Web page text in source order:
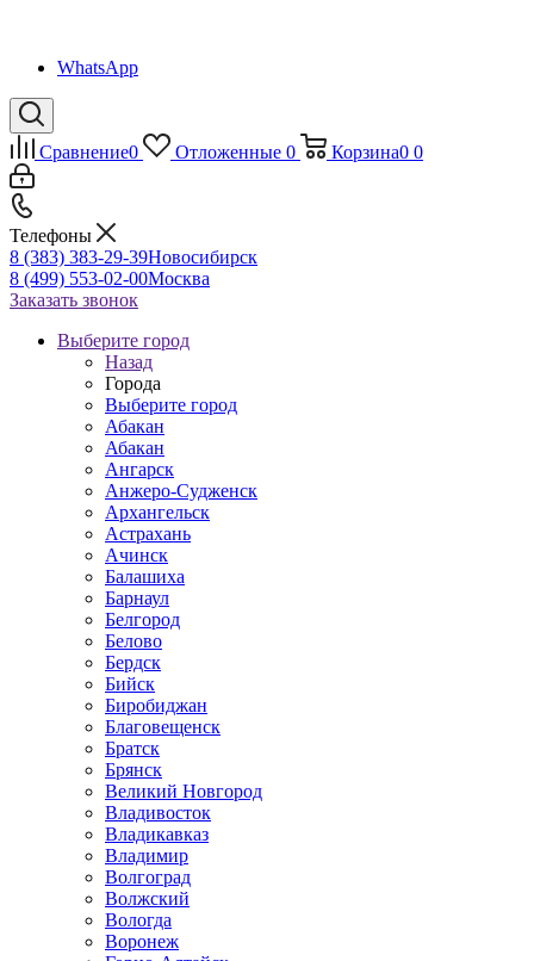
WhatsApp
Сравнение0 Отложенные 0 Корзина0 0
Телефоны
8 (383) 383-29-39Новосибирск
8 (499) 553-02-00Москва
Заказать звонок
Выберите город
Назад
Города
Выберите город
Абакан
Абакан
Ангарск
Анжеро-Судженск
Архангельск
Астрахань
Ачинск
Балашиха
Барнаул
Белгород
Белово
Бердск
Бийск
Биробиджан
Благовещенск
Братск
Брянск
Великий Новгород
Владивосток
Владикавказ
Владимир
Волгоград
Волжский
Вологда
Воронеж